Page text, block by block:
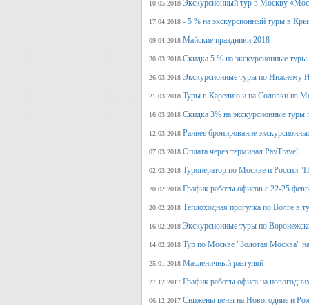
10.05.2018 Экскурсионный тур в Москву
17.04.2018 - 5 % на экскурсионный туры в
09.04.2018 Майские праздники 2018
30.03.2018 Скидка 5 % на экскурсионные
26.03.2018 Экскурсионные туры по Нижнему
21.03.2018 Туры в Карелию и на Соловки из
16.03.2018 Скидка 3% на экскурсионные
12.03.2018 Раннее бронирование
07.03.2018 Оплата через терминал PayTravel
02.03.2018 Туроператор по Москве и России
20.02.2018 График работы офисов с 22-25
20.02.2018 Теплоходная прогулка по Волге в
16.02.2018 Экскурсионные туры по
14.02.2018 Тур по Москве "Золотая Москва"
25.01.2018 Масленичный разгуляй
27.12.2017 График работы офиса на
06.12.2017 Снижены цены на Новогодние и